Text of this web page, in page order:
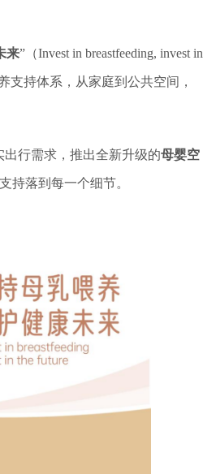
来”（Invest in breastfeeding, invest in
支持体系，从家庭到公共空间，
行需求，推出全新升级的母婴空
持落到每一个细节。